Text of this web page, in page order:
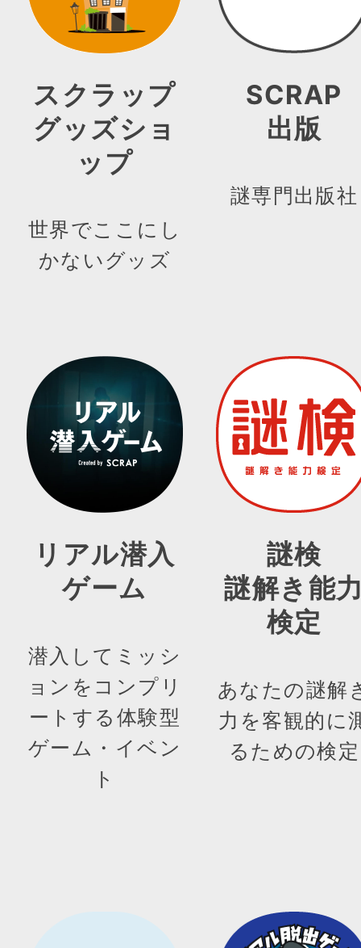
スクラップ
グッズショ
ップ
世界でここにし
かないグッズ
SCRAP
出版
謎専門出版社
リアル潜入
ゲーム
潜入してミッシ
ョンをコンプリ
ートする体験型
ゲーム・イベン
ト
謎検
謎解き能
検定
あなたの謎解
力を客観的に
るための検定